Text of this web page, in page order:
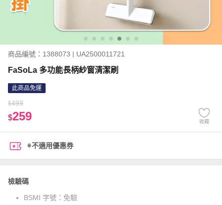
商品編號：1388073 | UA2500011721
FaSoLa 多功能長柄紗窗清潔刷
此商品免運
$499
$259 收藏
※不適用優惠券
檢驗碼
BSMI 字號： 免驗